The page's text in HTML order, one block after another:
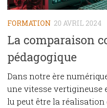
FORMATION 20 AVRIL 2024
La comparaison
pédagogique
Dans notre ère
une vitesse vertigineuse
lu peut être la réalisation